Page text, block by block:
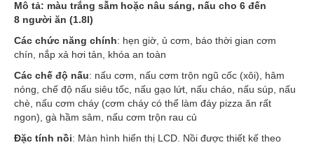
Mô tả: màu trắng sẫm hoặc nâu sáng, nấu cho 6 đến
8 người ăn (1.8l)
Các chức năng chính: hẹn giờ, ủ cơm, báo thời gian cơm
chín, nắp xả hơi tản, khóa an toàn
Các chế độ nấu: nấu cơm, nấu cơm trộn ngũ cốc (xôi), hâm
nóng, chế độ nấu siêu tốc, nấu gạo lứt, nấu cháo, nấu súp, nấu
chè, nấu cơm cháy (cơm cháy có thể làm đáy pizza ăn rất
ngon), gà hầm sâm, nấu cơm trộn rau củ
Đặc tính nồi: Màn hình hiển thị LCD. Nồi được thiết kế theo